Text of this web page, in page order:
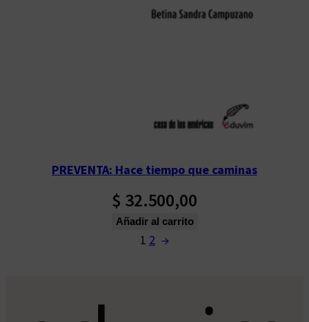
PREVENTA: Hace tiempo que caminas
$ 32.500,00
Añadir al carrito
1 2 →